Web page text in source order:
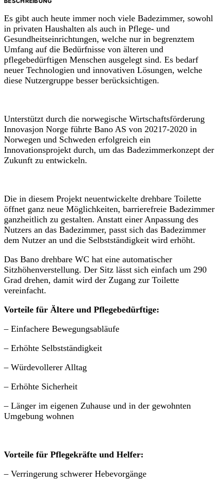
Es gibt auch heute immer noch viele Badezimmer, sowohl
in privaten Haushalten als auch in Pflege- und
Gesundheitseinrichtungen, welche nur in begrenztem
Umfang auf die Bedürfnisse von älteren und
pflegebedürftigen Menschen ausgelegt sind. Es bedarf
neuer Technologien und innovativen Lösungen, welche
diese Nutzergruppe besser berücksichtigen.
Unterstützt durch die norwegische Wirtschaftsförderung
Innovasjon Norge führte Bano AS von 20217-2020 in
Norwegen und Schweden erfolgreich ein
Innovationsprojekt durch, um das Badezimmerkonzept der
Zukunft zu entwickeln.
Die in diesem Projekt neuentwickelte drehbare Toilette
öffnet ganz neue Möglichkeiten, barrierefreie Badezimmer
ganzheitlich zu gestalten. Anstatt einer Anpassung des
Nutzers an das Badezimmer, passt sich das Badezimmer
dem Nutzer an und die Selbstständigkeit wird erhöht.
Das Bano drehbare WC hat eine automatischer
Sitzhöhenverstellung. Der Sitz lässt sich einfach um 290
Grad drehen, damit wird der Zugang zur Toilette
vereinfacht.
Vorteile für Ältere und Pflegebedürftige:
– Einfachere Bewegungsabläufe
– Erhöhte Selbstständigkeit
– Würdevollerer Alltag
– Erhöhte Sicherheit
– Länger im eigenen Zuhause und in der gewohnten
Umgebung wohnen
Vorteile für Pflegekräfte und Helfer:
– Verringerung schwerer Hebevorgänge